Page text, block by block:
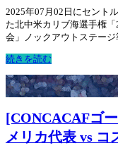
2025年07月02日にセント
た北中米カリブ海選手権
会」ノックアウトステー
続きを読む
[CONCACAFゴ
メリカ代表 vs コ